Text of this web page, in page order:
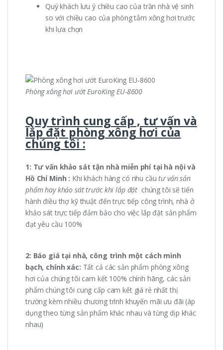
Quý khách lưu ý chiều cao của trần nhà vệ sinh
so với chiều cao của phòng tắm xông hơi trước
khi lựa chọn
Phòng xông hơi ướt EuroKing EU-8600
Quy trình cung cấp , tư vấn và
lắp đặt phòng xông hơi của
chúng tôi :
1: Tư vấn khảo sát tận nhà miễn phí tại hà nội và
Hồ Chí Minh : Khi khách hàng có nhu cầutư vấn sản
phẩm hay khảo sát trước khi lắp đặt chúng tôi sẽ tiến
hành điều thợ kỹ thuật đến trực tiếp công trình, nhà ở
khảo sát trực tiếp đảm bảo cho việc lắp đặt sản phẩm
đạt yêu cầu 100%
2: Báo giá tại nhà, công trình một cách minh
bạch, chính xác: Tất cả các sản phẩm phòng xông
hơi của chúng tôi cam kết 100% chính hãng, các sản
phẩm chúng tôi cung cấp cam kết giá rẻ nhất thị
trường kèm nhiều chương trình khuyến mãi ưu đãi (áp
dụng theo từng sản phẩm khác nhau và từng dịp khác
nhau)